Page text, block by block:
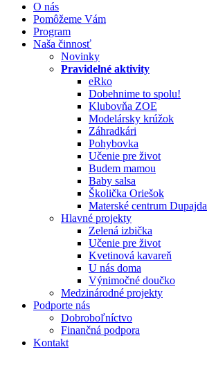
O nás
Pomôžeme Vám
Program
Naša činnosť
Novinky
Pravidelné aktivity
eRko
Dobehnime to spolu!
Klubovňa ZOE
Modelársky krúžok
Záhradkári
Pohybovka
Učenie pre život
Budem mamou
Baby salsa
Školička Oriešok
Materské centrum Dupajda
Hlavné projekty
Zelená izbička
Učenie pre život
Kvetinová kavareň
U nás doma
Výnimočné doučko
Medzinárodné projekty
Podporte nás
Dobroboľníctvo
Finančná podpora
Kontakt